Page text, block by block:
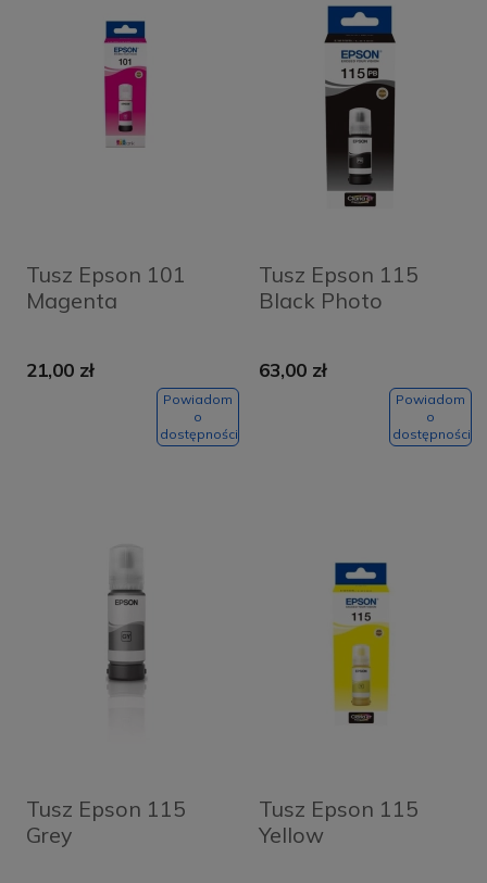
Tusz Epson 101
Magenta
21,00 zł
Powiadom
o
dostępności
Tusz Epson 115
Black Photo
63,00 zł
Powiadom
o
dostępności
Tusz Epson 115
Grey
Tusz Epson 115
Yellow